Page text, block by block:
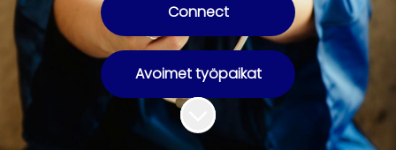
Connect
Avoimet työpaikat
Siirry sisältöön